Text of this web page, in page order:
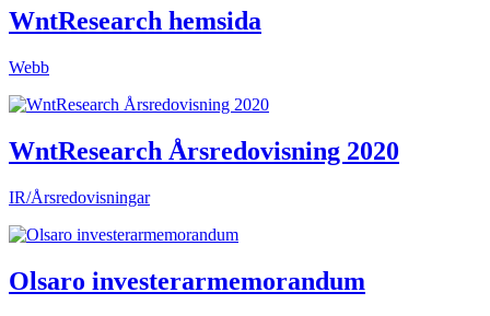
WntResearch hemsida
Webb
WntResearch Årsredovisning 2020
IR/Årsredovisningar
Olsaro investerarmemorandum